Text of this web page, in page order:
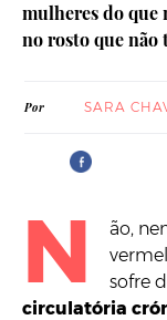
mulheres do que
no rosto que não
Por SARA
N
ão,
sofre
circulatória